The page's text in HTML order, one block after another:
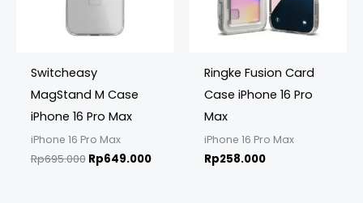
Switcheasy
MagStand M Case
iPhone 16 Pro Max
iPhone 16 Pro Max
Rp695.000 Rp649.000
Ringke Fusion Card
Case iPhone 16 Pro
Max
iPhone 16 Pro Max
Rp258.000